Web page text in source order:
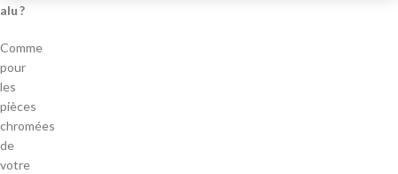
alu ?
Comme
pour
les
pièces
chromées
de
votre